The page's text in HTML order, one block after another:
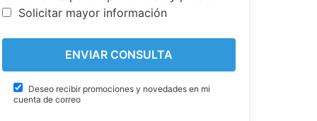
Solicitar mayor información
Deseo recibir promociones y novedades en mi
cuenta de correo